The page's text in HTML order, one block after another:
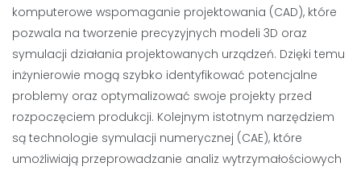
komputerowe wspomaganie projektowania (CAD), które
pozwala na tworzenie precyzyjnych modeli 3D oraz
symulacji działania projektowanych urządzeń. Dzięki temu
inżynierowie mogą szybko identyfikować potencjalne
problemy oraz optymalizować swoje projekty przed
rozpoczęciem produkcji. Kolejnym istotnym narzędziem
są technologie symulacji numerycznej (CAE), które
umożliwiają przeprowadzanie analiz wytrzymałościowych